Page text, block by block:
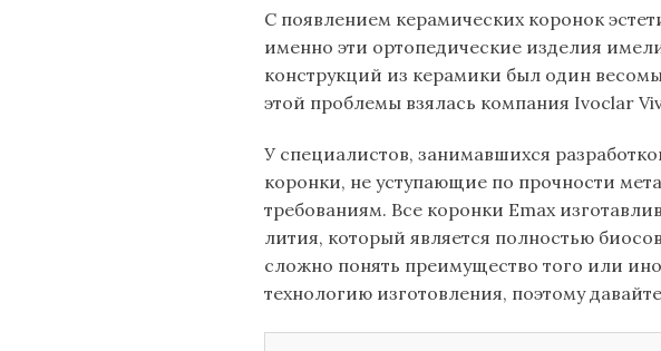
С появлением керамических коронок
именно эти ортопедические изделия
конструкций из керамики был один
этой проблемы взялась компания Ivoclar
У специалистов, занимавшихся
коронки, не уступающие по прочности
требованиям. Все коронки Emax
лития, который является полностью
сложно понять преимущество того или
технологию изготовления, поэтому